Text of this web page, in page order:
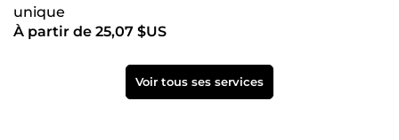
unique
À partir de 25,07 $US
Voir tous ses services